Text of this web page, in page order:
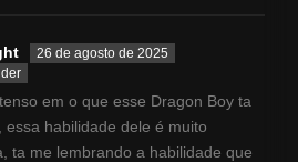
26 de agosto de 2025
em o que esse Dragon Boy ta
essa habilidade dele é muito
ta me lembrando a habilidade que